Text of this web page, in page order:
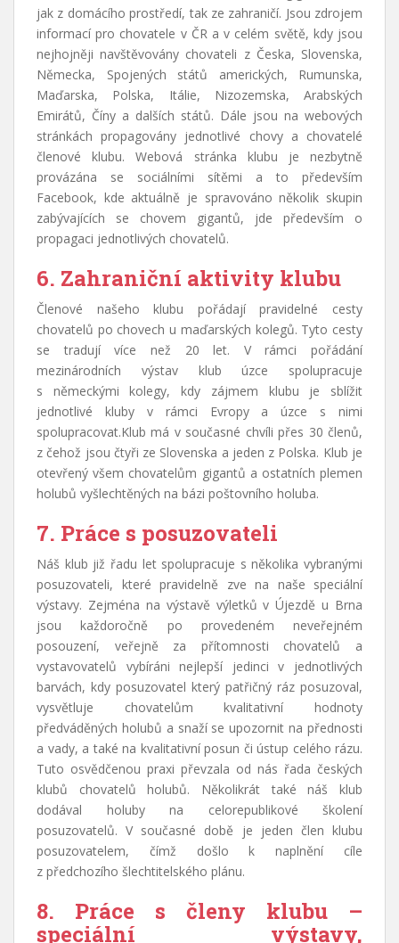
jak z domácího prostředí, tak ze zahraničí. Jsou zdrojem
informací pro chovatele v ČR a v celém světě, kdy jsou
nejhojněji navštěvovány chovateli z Česka, Slovenska,
Německa, Spojených států amerických, Rumunska,
Maďarska, Polska, Itálie, Nizozemska, Arabských
Emirátů, Číny a dalších států. Dále jsou na webových
stránkách propagovány jednotlivé chovy a chovatelé
členové klubu. Webová stránka klubu je nezbytně
provázána se sociálními sítěmi a to především
Facebook, kde aktuálně je spravováno několik skupin
zabývajících se chovem gigantů, jde především o
propagaci jednotlivých chovatelů.
6. Zahraniční aktivity klubu
Členové našeho klubu pořádají pravidelné cesty
chovatelů po chovech u maďarských kolegů. Tyto cesty
se tradují více než 20 let. V rámci pořádání
mezinárodních výstav klub úzce spolupracuje
s německými kolegy, kdy zájmem klubu je sblížit
jednotlivé kluby v rámci Evropy a úzce s nimi
spolupracovat.Klub má v současné chvíli přes 30 členů,
z čehož jsou čtyři ze Slovenska a jeden z Polska. Klub je
otevřený všem chovatelům gigantů a ostatních plemen
holubů vyšlechtěných na bázi poštovního holuba.
7. Práce s posuzovateli
Náš klub již řadu let spolupracuje s několika vybranými
posuzovateli, které pravidelně zve na naše speciální
výstavy. Zejména na výstavě výletků v Újezdě u Brna
jsou každoročně po provedeném neveřejném
posouzení, veřejně za přítomnosti chovatelů a
vystavovatelů vybíráni nejlepší jedinci v jednotlivých
barvách, kdy posuzovatel který patřičný ráz posuzoval,
vysvětluje chovatelům kvalitativní hodnoty
předváděných holubů a snaží se upozornit na přednosti
a vady, a také na kvalitativní posun či ústup celého rázu.
Tuto osvědčenou praxi převzala od nás řada českých
klubů chovatelů holubů. Několikrát také náš klub
dodával holuby na celorepublikové školení
posuzovatelů. V současné době je jeden člen klubu
posuzovatelem, čímž došlo k naplnění cíle
z předchozího šlechtitelského plánu.
8. Práce s členy klubu –
speciální výstavy,